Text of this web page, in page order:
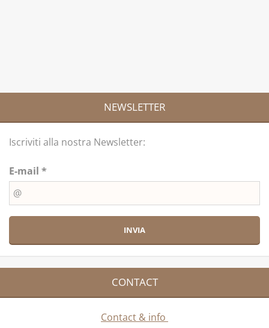
NEWSLETTER
Iscriviti alla nostra Newsletter:
E-mail *
CONTACT
Contact & info